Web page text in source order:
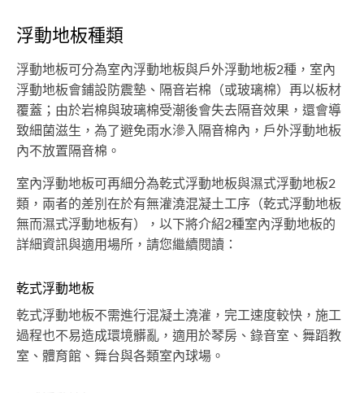
浮動地板種類
浮動地板可分為室內浮動地板與戶外浮動地板2種，室內
浮動地板會鋪設防震墊、隔音岩棉（或玻璃棉）再以板材
覆蓋；由於岩棉與玻璃棉受潮後會失去隔音效果，還會導
致細菌滋生，為了避免雨水滲入隔音棉內，戶外浮動地板
內不放置隔音棉。
室內浮動地板可再細分為乾式浮動地板與濕式浮動地板2
類，兩者的差別在於有無灌澆混凝土工序（乾式浮動地板
無而濕式浮動地板有），以下將介紹2種室內浮動地板的
詳細資訊與適用場所，請您繼續閱讀：
乾式浮動地板
乾式浮動地板不需進行混凝土澆灌，完工速度較快，施工
過程也不易造成環境髒亂，適用於琴房、錄音室、舞蹈教
室、體育館、舞台與各類室內球場。